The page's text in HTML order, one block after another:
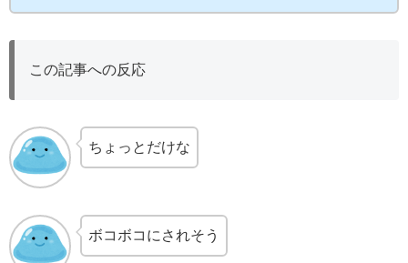
この記事への反応
ちょっとだけな
ボコボコにされそう